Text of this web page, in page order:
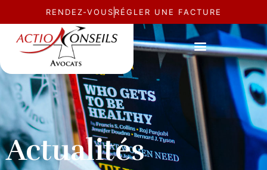
RENDEZ-VOUS RÉGLER UNE FACTURE
Actualités